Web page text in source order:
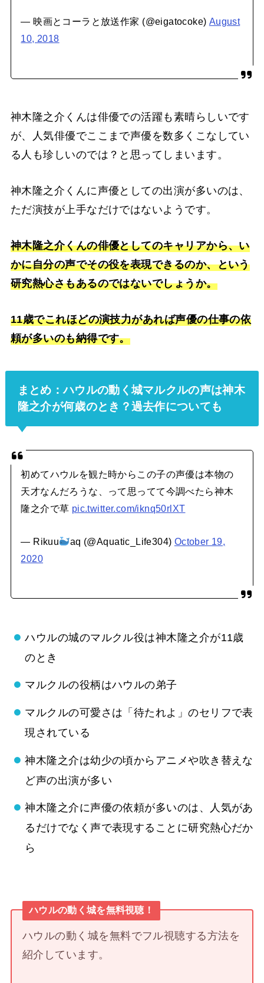
— 映画とコーラと放送作家 (@eigatocoke) August
10, 2018
神木隆之介くんは俳優での活躍も素晴らしいです
が、人気俳優でここまで声優を数多くこなしてい
る人も珍しいのでは？と思ってしまいます。
神木隆之介くんに声優としての出演が多いのは、
ただ演技が上手なだけではないようです。
神木隆之介くんの俳優としてのキャリアから、い
かに自分の声でその役を表現できるのか、という
研究熱心さもあるのではないでしょうか。
11歳でこれほどの演技力があれば声優の仕事の依
頼が多いのも納得です。
まとめ：ハウルの動く城マルクルの声は神木
隆之介が何歳のとき？過去作についても
初めてハウルを観た時からこの子の声優は本物の
天才なんだろうな、って思ってて今調べたら神木
隆之介で草 pic.twitter.com/iknq50rlXT
— Rikuu aq (@Aquatic_Life304) October 19,
2020
ハウルの城のマルクル役は神木隆之介が11歳
のとき
マルクルの役柄はハウルの弟子
マルクルの可愛さは「待たれよ」のセリフで表
現されている
神木隆之介は幼少の頃からアニメや吹き替えな
ど声の出演が多い
神木隆之介に声優の依頼が多いのは、人気があ
るだけでなく声で表現することに研究熱心だか
ら
ハウルの動く城を無料視聴！
ハウルの動く城を無料でフル視聴する方法を
紹介しています。